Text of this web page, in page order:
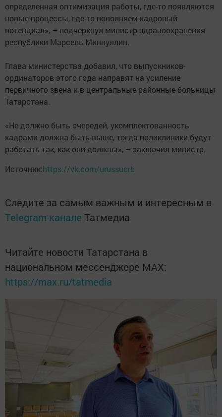
определенная оптимизация работы, где-то появляются
новые процессы, где-то пополняем кадровый
потенциал», – подчеркнул министр здравоохранения
республики Марсель Миннуллин.
Глава министерства добавил, что выпускников-
ординаторов этого года направят на усиление
первичного звена и в центральные районные больницы
Татарстана.
«Не должно быть очередей, укомплектованность
кадрами должна быть выше, тогда поликлиники будут
работать так, как они должны», – заключил министр.
Источник:https://vk.com/urussucrb
Следите за самым важным и интересным в
Telegram-канале Татмедиа
Читайте новости Татарстана в
национальном мессенджере MАХ:
https://max.ru/tatmedia